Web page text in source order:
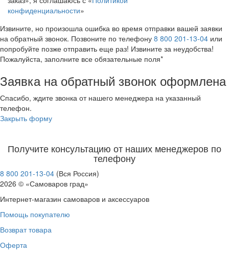
конфиденциальности»
Извините, но произошла ошибка во время отправки вашей заявки
на обратный звонок. Позвоните по телефону 8 800 201-13-04 или
попробуйте позже отправить еще раз! Извините за неудобства!
Пожалуйста, заполните все обязательные поля*
Заявка на обратный звонок оформлена
Спасибо, ждите звонка от нашего менеджера на указанный
телефон.
Закрыть форму
Получите консультацию от наших менеджеров по
телефону
8 800 201-13-04 (Вся Россия)
2026 © «Самоваров град»
Интернет-магазин самоваров и аксессуаров
Помощь покупателю
Возврат товара
Оферта